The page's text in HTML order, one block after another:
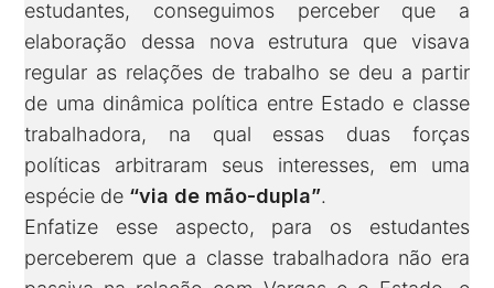
estudantes, conseguimos perceber que a
elaboração dessa nova estrutura que visava
regular as relações de trabalho se deu a partir
de uma dinâmica política entre Estado e classe
trabalhadora, na qual essas duas forças
políticas arbitraram seus interesses, em uma
espécie de “via de mão-dupla”.
Enfatize esse aspecto, para os estudantes
perceberem que a classe trabalhadora não era